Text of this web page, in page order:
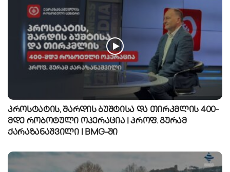
პროსტატის, შარდის ბუშტისა და თირკმლის 400-
მდე რობოტული ოპერაცია | პროფ. გურამ
ქარაზანაშვილი | BMG-ში